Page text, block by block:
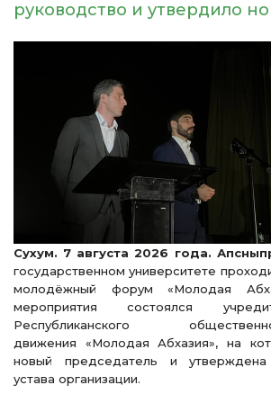
руководство и утвердило
Сухум. 7 августа 2026 года.
государственном университете
молодёжный форум «Молодая
мероприятия состоялся
Республиканского общественно-
движения «Молодая Абхазия», на
новый председатель и
устава организации.